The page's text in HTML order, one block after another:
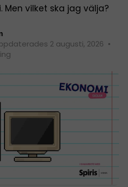
vilket ska jag välja?
2 augusti, 2026 •